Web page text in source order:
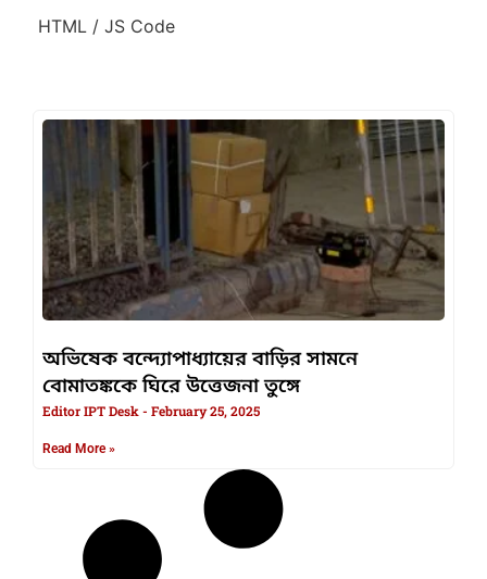
HTML / JS Code
অভিষেক বন্দ্যোপাধ্যায়ের বাড়ির সামনে
বোমাতঙ্ককে ঘিরে উত্তেজনা তুঙ্গে
Editor IPT Desk February 25, 2025
Read More »